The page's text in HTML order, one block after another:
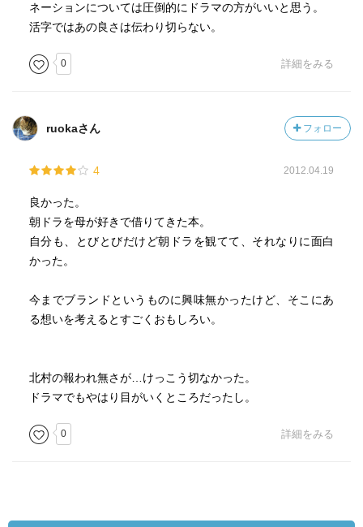
ネーションについては圧倒的にドラマの方がいいと思う。
活字ではあの良さは伝わり切らない。
0 詳細をみる
ruokaさん フォロー
4 2012.04.19
良かった。
朝ドラを母が好きで借りてきた本。
自分も、とびとびだけど朝ドラを観てて、それなりに面白
かった。
今までブランドというものに興味無かったけど、そこにあ
る想いを考えるとすごくおもしろい。
北村の報われ無さが…けっこう切なかった。
ドラマでもやはり目がいくところだったし。
0 詳細をみる